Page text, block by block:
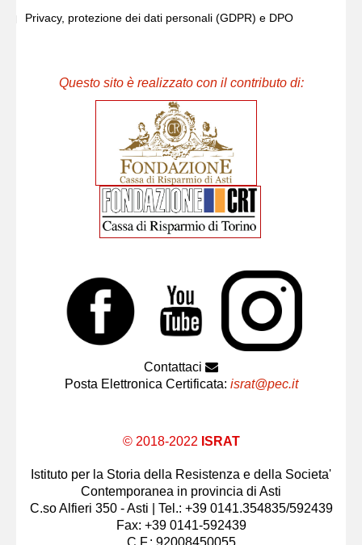
Privacy, protezione dei dati personali (GDPR) e DPO
Questo sito è realizzato con il contributo di:
Contattaci
Posta Elettronica Certificata: israt@pec.it
© 2018-2022 ISRAT
Istituto per la Storia della Resistenza e della Societa'
Contemporanea in provincia di Asti
C.so Alfieri 350 - Asti | Tel.: +39 0141.354835/592439
Fax: +39 0141-592439
C.F.: 92008450055